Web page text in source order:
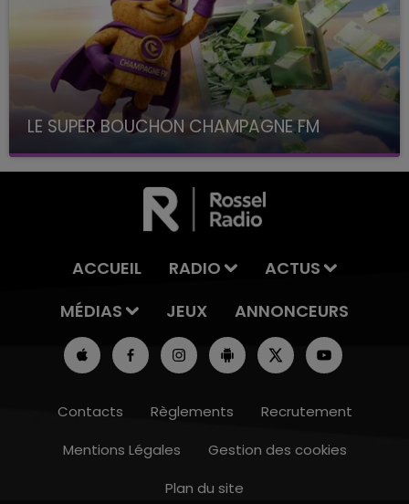
19h00 - 19h15
LE SUPER BOUCHON CHAMPAGNE FM
avec La Famille Champagne FM, à 8H10
ACCUEIL RADIO
ACTUS
MÉDIAS
JEUX ANNONCEURS
Contacts Règlements
Recrutement
Mentions Légales
Gestion des cookies
Plan du site